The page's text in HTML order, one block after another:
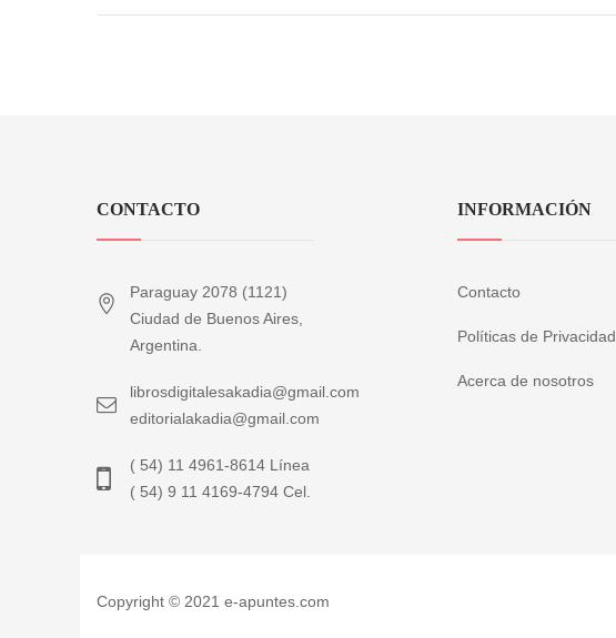
CONTACTO
Paraguay 2078 (1121)
Ciudad de Buenos Aires,
Argentina.
librosdigitalesakadia@gmail.com
editorialakadia@gmail.com
( 54) 11 4961-8614 Línea
( 54) 9 11 4169-4794 Cel.
INFORMACIÓN
Contacto
Políticas de Privacidad
Acerca de nosotros
Copyright © 2021 e-apuntes.com